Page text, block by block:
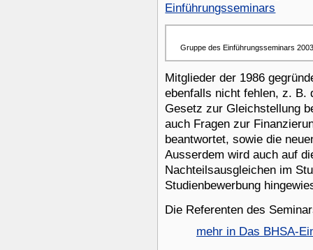
Einführungsseminars
Gruppe des Einführungsseminars 2003
Mitglieder der 1986
ebenfalls nicht fehlen, z. B.
Gesetz zur Gleichstellung
auch Fragen zur
beantwortet, sowie die
Ausserdem wird auch auf
Nachteilsausgleichen im
Studienbewerbung
Die Referenten des
mehr in Das BHSA-